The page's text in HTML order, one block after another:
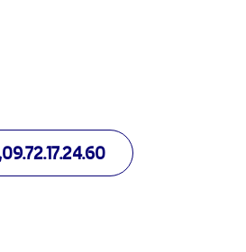
09.72.17.24.60